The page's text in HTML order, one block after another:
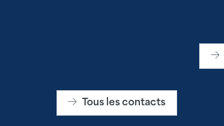
Tous les contacts